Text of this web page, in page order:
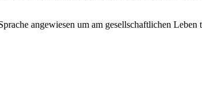
angewiesen um am gesellschaftlichen